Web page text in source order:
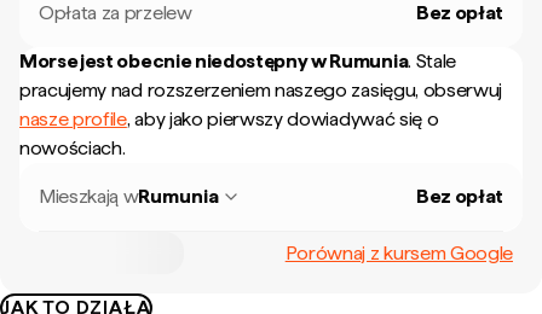
Opłata za przelew Bez opłat
Morse jest obecnie niedostępny wRumunia. Stale
pracujemy nad rozszerzeniem naszego zasięgu, obserwuj
nasze profile, aby jako pierwszy dowiadywać się o
nowościach.
Mieszkają wRumunia Bez opłat
Porównaj z kursem Google
JAK TO DZIAŁA